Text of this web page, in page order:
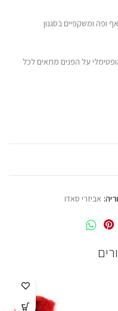
ופה ומשקפיים בסגנון
על הפנים מתאים לכל
אביזרי סאדו